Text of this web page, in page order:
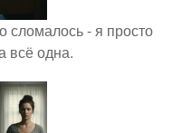
сломалось - я просто
всё одна.